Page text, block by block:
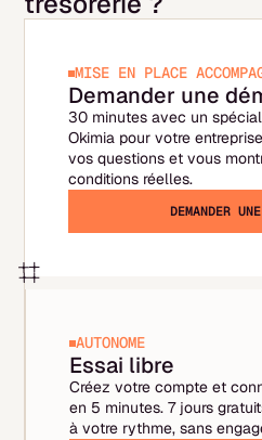
ajustez régulièrement
productivité,
MISE EN PLACE
Demander une
30 minutes avec un
Okimia pour votre
vos questions et vous
conditions réelles.
DEMANDER
AUTONOME
Essai libre
Créez votre compte et
en 5 minutes. 7 jours
à votre rythme, sans